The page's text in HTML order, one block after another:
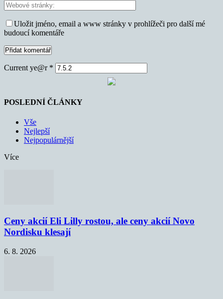
Uložit jméno, email a www stránky v prohlížeči pro další mé
budoucí komentáře
Current ye@r *
POSLEDNÍ ČLÁNKY
Vše
Nejlepší
Nejpopulárnější
Více
Ceny akcií Eli Lilly rostou, ale ceny akcií Novo
Nordisku klesají
6. 8. 2026